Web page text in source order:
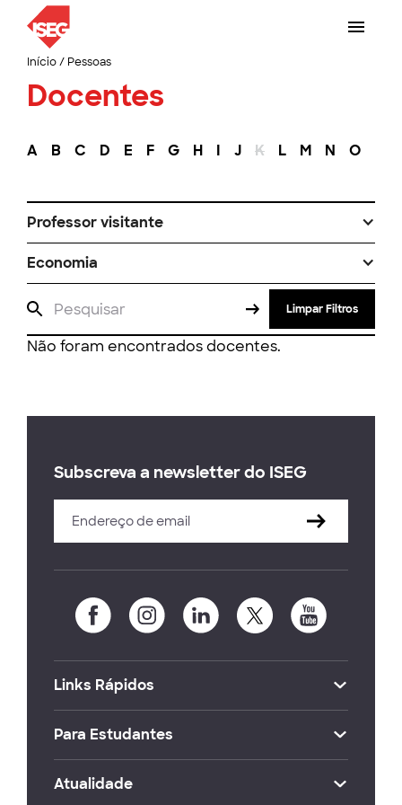
Início/ Pessoas
Docentes
A B C D E F G H I J K L M N O
Professor visitante
Economia
Limpar Filtros
Não foram encontrados docentes.
Subscreva a newsletter do ISEG
Links Rápidos
Para Estudantes
Atualidade